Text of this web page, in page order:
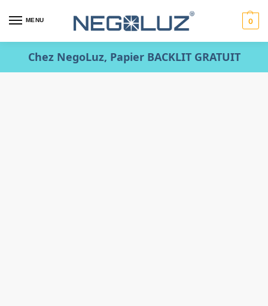
MENU 0
Chez NegoLuz, Papier BACKLIT GRATUIT